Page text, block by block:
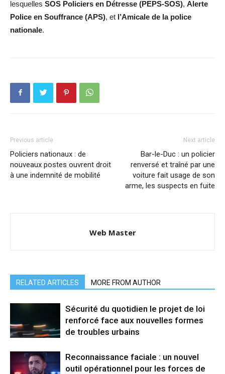
lesquelles SOS Policiers en Détresse (PEPS-SOS), Alerte
Police en Souffrance (APS), et l’Amicale de la police
nationale.
Previous article
Policiers nationaux : de
nouveaux postes ouvrent droit
à une indemnité de mobilité
Next article
Bar-le-Duc : un policier
renversé et traîné par une
voiture fait usage de son
arme, les suspects en fuite
Web Master
RELATED ARTICLES MORE FROM AUTHOR
Sécurité du quotidien le projet de loi
renforcé face aux nouvelles formes
de troubles urbains
Reconnaissance faciale : un nouvel
outil opérationnel pour les forces de